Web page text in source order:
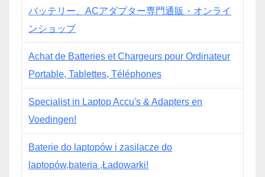
バッテリー、ACアダプター専門通販・オンライ
ンショップ
Achat de Batteries et Chargeurs pour Ordinateur
Portable, Tablettes, Téléphones
Specialist in Laptop Accu's & Adapters en
Voedingen!
Baterie do laptopów i zasilacze do
laptopów,bateria ,Ładowarki!